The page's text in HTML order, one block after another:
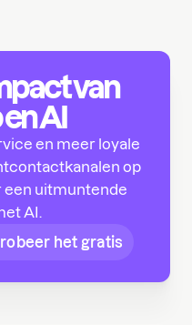
van
AI
en meer loyale
op
een uitmuntende
AI.
het gratis